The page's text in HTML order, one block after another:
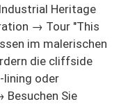
Heritage
→ Tour "This
im malerischen
die cliffside
lining oder
Besuchen Sie